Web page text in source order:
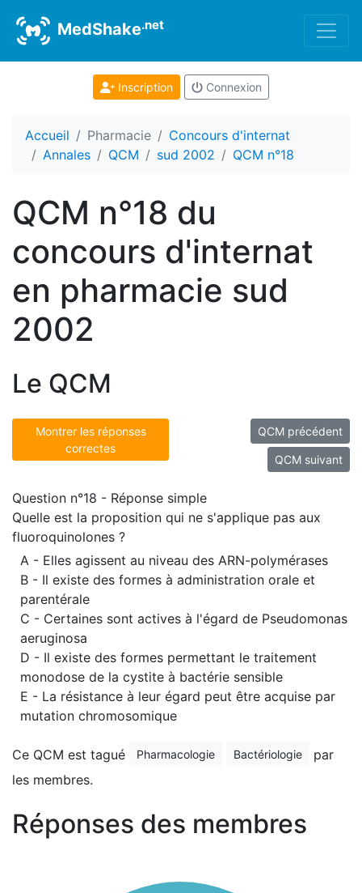
MedShake.net
Inscription Connexion
Accueil Pharmacie
Concours d'internat
Annales
QCM sud 2002 QCM n°18
QCM n°18 du
concours d'internat
en pharmacie sud
2002
Le QCM
Montrer les réponses
correctes
QCM précédent
QCM suivant
Question n°18 - Réponse simple
Quelle est la proposition qui ne s'applique pas aux
fluoroquinolones ?
A - Elles agissent au niveau des ARN-polymérases
B - Il existe des formes à administration orale et
parentérale
C - Certaines sont actives à l'égard de Pseudomonas
aeruginosa
D - Il existe des formes permettant le traitement
monodose de la cystite à bactérie sensible
E - La résistance à leur égard peut être acquise par
mutation chromosomique
Ce QCM est tagué Pharmacologie Bactériologie
par
les membres.
Réponses des membres